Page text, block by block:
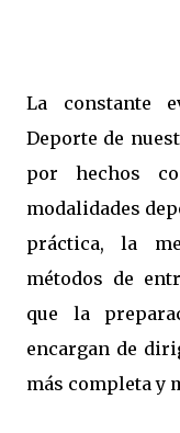
La constante
Deporte de
por hechos
modalidades
práctica, la
métodos de
que la
encargan de
más completa y